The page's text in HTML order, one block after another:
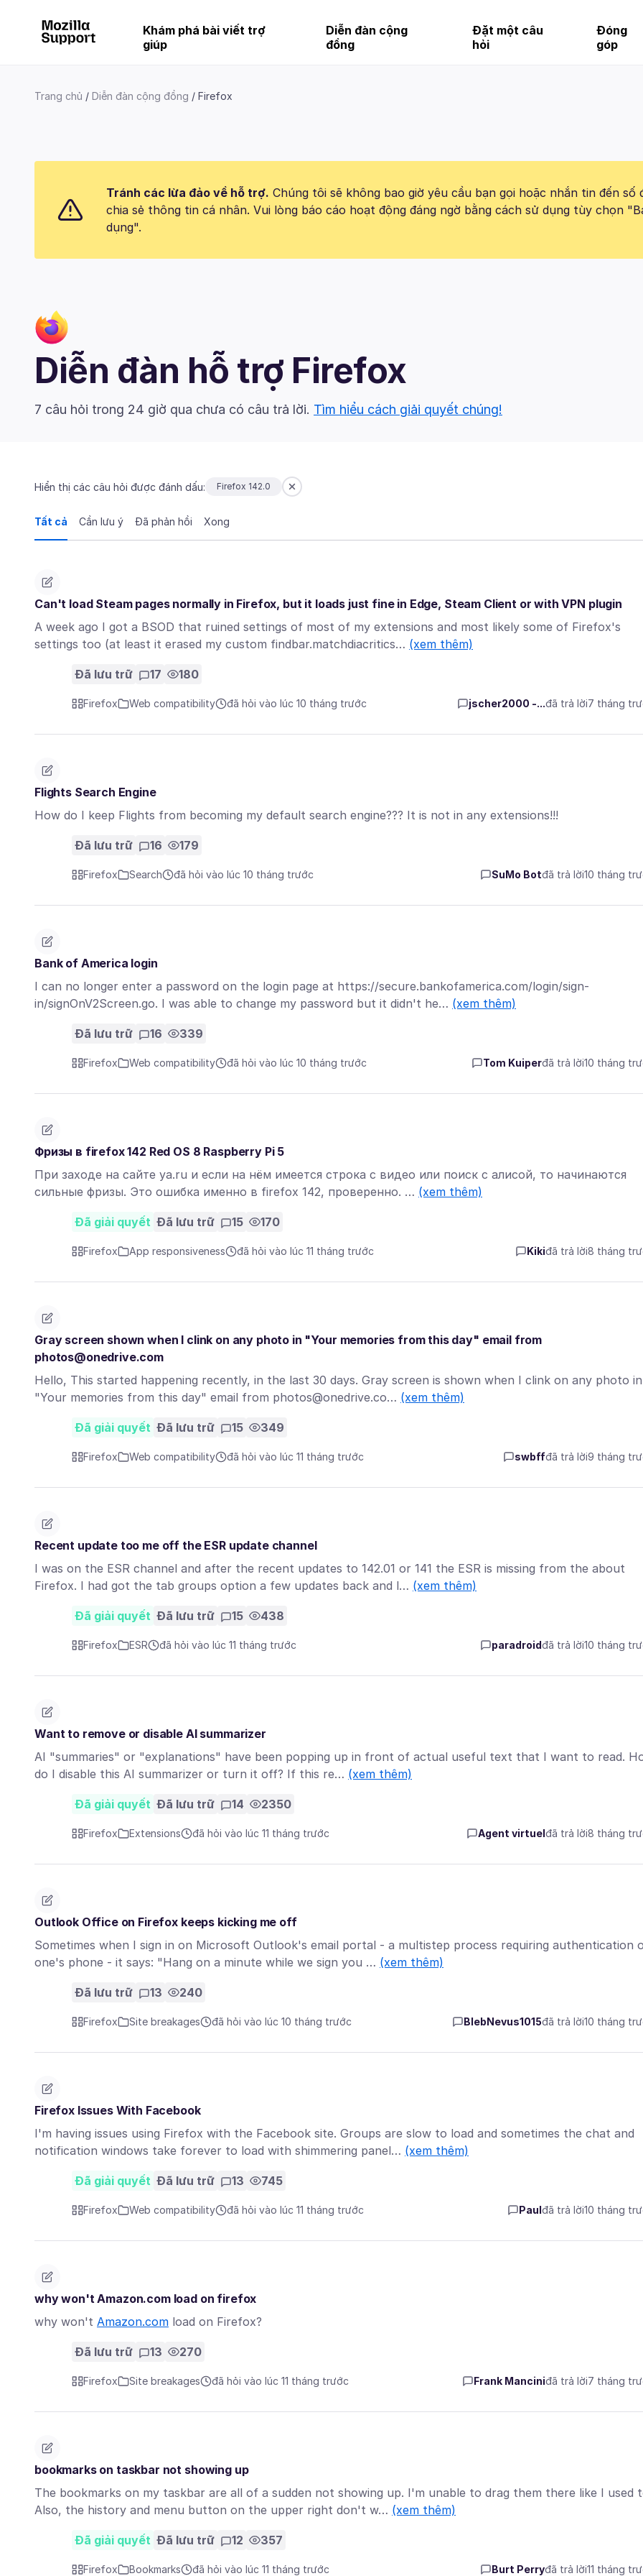
Khám phá bài viết trợ
giúp
Diễn đàn cộng
đồng
Đặt một câu
hỏi
Đóng
góp
Trang chủ Diễn đàn cộng đồng Firefox
Tránh các lừa đảo về hỗ trợ. Chúng tôi sẽ không bao giờ yêu cầu bạn gọi hoặc nhắn tin đến số
chia sẻ thông tin cá nhân. Vui lòng báo cáo hoạt động đáng ngờ bằng cách sử dụng tùy chọn
dụng".
Diễn đàn hỗ trợ Firefox
7 câu hỏi trong 24 giờ qua chưa có câu trả lời. Tìm hiểu cách giải quyết chúng!
Hiển thị các câu hỏi được đánh dấu: Firefox 142.0
Tất cả Cần lưu ý Đã phản hồi Xong
Can't load Steam pages normally in Firefox, but it loads just fine in Edge, Steam Client or with VPN plugin
A week ago I got a BSOD that ruined settings of most of my extensions and most likely some of Firefox's
settings too (at least it erased my custom findbar.matchdiacritics… (xem thêm)
Đã lưu trữ 17 180
Firefox Web compatibility đã hỏi vào lúc 10 tháng trước jscher2000 -...đã trả lời7 tháng
Flights Search Engine
How do I keep Flights from becoming my default search engine??? It is not in any extensions!!!
Đã lưu trữ 16 179
Firefox Search đã hỏi vào lúc 10 tháng trước SuMo Botđã trả lời10 tháng
Bank of America login
I can no longer enter a password on the login page at https://secure.bankofamerica.com/login/sign-
in/signOnV2Screen.go. I was able to change my password but it didn't he… (xem thêm)
Đã lưu trữ 16 339
Firefox Web compatibility đã hỏi vào lúc 10 tháng trước Tom Kuiperđã trả lời10 tháng
Фризы в firefox 142 Red OS 8 Raspberry Pi 5
При заходе на сайте ya.ru и если на нём имеется строка с видео или поиск с алисой, то начинаются
сильные фризы. Это ошибка именно в firefox 142, проверенно. … (xem thêm)
Đã giải quyết Đã lưu trữ 15 170
Firefox App responsiveness đã hỏi vào lúc 11 tháng trước Kikiđã trả lời8 tháng
Gray screen shown when I clink on any photo in "Your memories from this day" email from
photos@onedrive.com
Hello, This started happening recently, in the last 30 days. Gray screen is shown when I clink on any photo in
"Your memories from this day" email from photos@onedrive.co… (xem thêm)
Đã giải quyết Đã lưu trữ 15 349
Firefox Web compatibility đã hỏi vào lúc 11 tháng trước swbffđã trả lời9 tháng
Recent update too me off the ESR update channel
I was on the ESR channel and after the recent updates to 142.01 or 141 the ESR is missing from the about
Firefox. I had got the tab groups option a few updates back and l… (xem thêm)
Đã giải quyết Đã lưu trữ 15 438
Firefox ESR đã hỏi vào lúc 11 tháng trước paradroidđã trả lời10 tháng
Want to remove or disable AI summarizer
AI "summaries" or "explanations" have been popping up in front of actual useful text that I want to read.
do I disable this AI summarizer or turn it off? If this re… (xem thêm)
Đã giải quyết Đã lưu trữ 14 2350
Firefox Extensions đã hỏi vào lúc 11 tháng trước Agent virtuelđã trả lời8 tháng
Outlook Office on Firefox keeps kicking me off
Sometimes when I sign in on Microsoft Outlook's email portal - a multistep process requiring authentication
one's phone - it says: "Hang on a minute while we sign you … (xem thêm)
Đã lưu trữ 13 240
Firefox Site breakages đã hỏi vào lúc 10 tháng trước BlebNevus1015đã trả lời10 tháng
Firefox Issues With Facebook
I'm having issues using Firefox with the Facebook site. Groups are slow to load and sometimes the chat and
notification windows take forever to load with shimmering panel… (xem thêm)
Đã giải quyết Đã lưu trữ 13 745
Firefox Web compatibility đã hỏi vào lúc 11 tháng trước Paulđã trả lời10 tháng
why won't Amazon.com load on firefox
why won't Amazon.com load on Firefox?
Đã lưu trữ 13 270
Firefox Site breakages đã hỏi vào lúc 11 tháng trước Frank Manciniđã trả lời7 tháng
bookmarks on taskbar not showing up
The bookmarks on my taskbar are all of a sudden not showing up. I'm unable to drag them there like I used
Also, the history and menu button on the upper right don't w… (xem thêm)
Đã giải quyết Đã lưu trữ 12 357
Firefox Bookmarks đã hỏi vào lúc 11 tháng trước Burt Perryđã trả lời11 tháng